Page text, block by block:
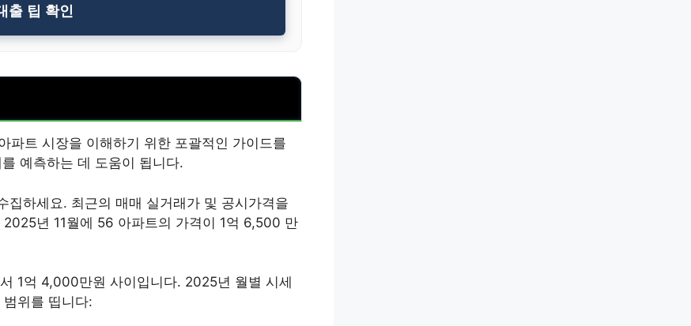
출 팁 확인
파트 시장을 이해하기 위한 포괄적인 가이드를
예측하는 데 도움이 됩니다.
집하세요. 최근의 매매 실거래가 및 공시가격을
년 11월에 56 아파트의 가격이 1억 6,500 만
1억 4,000만원 사이입니다. 2025년 월별 시세
위를 띱니다: